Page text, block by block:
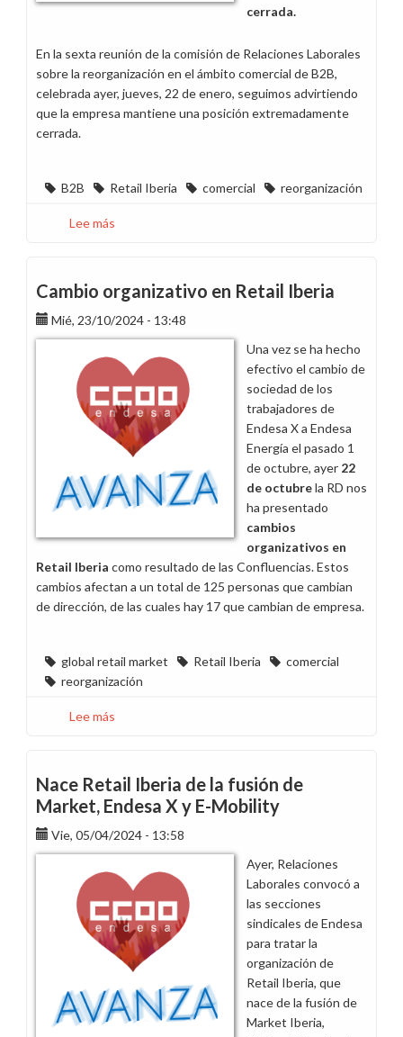
cerrada.
En la sexta reunión de la comisión de Relaciones Laborales
sobre la reorganización en el ámbito comercial de B2B,
celebrada ayer, jueves, 22 de enero, seguimos advirtiendo
que la empresa mantiene una posición extremadamente
cerrada.
B2B Retail Iberia comercial reorganización
Lee más
la
dirección
en
la
reorganización
comercial
B2B
Cambio organizativo en Retail Iberia
Mié, 23/10/2024 - 13:48
Una vez se ha hecho
efectivo el cambio de
sociedad de los
trabajadores de
Endesa X a Endesa
Energía el pasado 1
de octubre, ayer 22
de octubrela RD nos
ha presentado
cambios
organizativos en
Retail Iberia como resultado de las Confluencias. Estos
cambios afectan a un total de 125 personas que cambian
de dirección, de las cuales hay 17 que cambian de empresa.
global retail market Retail Iberia
comercial
reorganización
Lee más
en
Retail
Iberia
Nace Retail Iberia de la fusión de
Market, Endesa X y E-Mobility
Vie, 05/04/2024 - 13:58
Ayer, Relaciones
Laborales convocó a
las secciones
sindicales de Endesa
para tratar la
organización de
Retail Iberia, que
nace de la fusión de
Market Iberia,